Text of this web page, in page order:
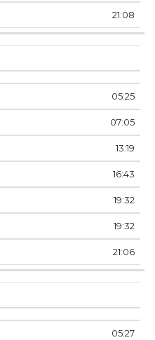
21:08
05:25
07:05
13:19
16:43
19:32
19:32
21:06
05:27